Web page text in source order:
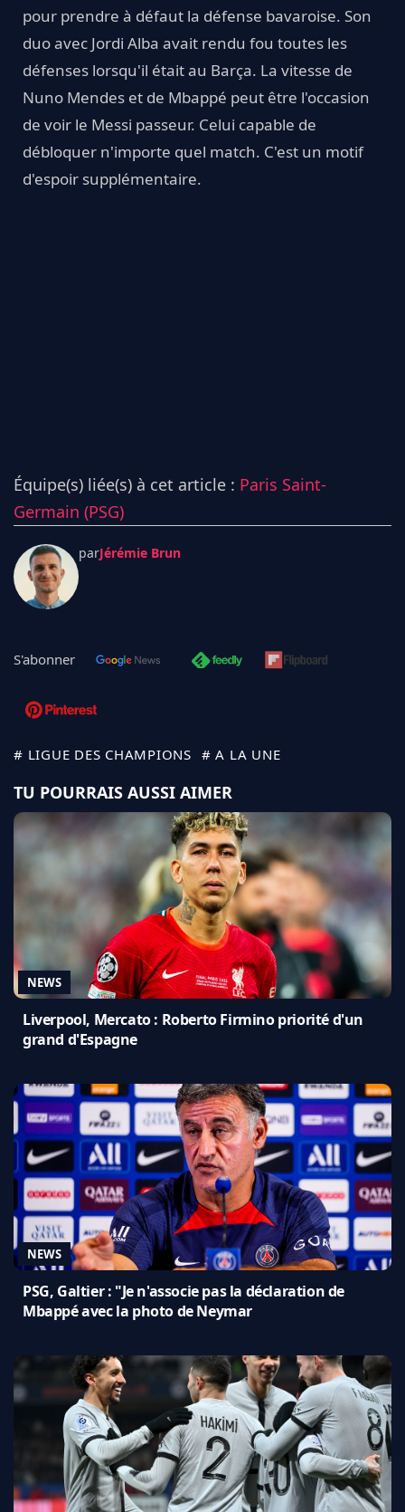
pour prendre à défaut la défense bavaroise. Son
duo avec Jordi Alba avait rendu fou toutes les
défenses lorsqu'il était au Barça. La vitesse de
Nuno Mendes et de Mbappé peut être l'occasion
de voir le Messi passeur. Celui capable de
débloquer n'importe quel match. C'est un motif
d'espoir supplémentaire.
Équipe(s) liée(s) à cet article : Paris Saint-
Germain (PSG)
parJérémie Brun
S'abonner
# LIGUE DES CHAMPIONS # A LA UNE
TU POURRAIS AUSSI AIMER
NEWS
Liverpool, Mercato : Roberto Firmino priorité d'un
grand d'Espagne
NEWS
PSG, Galtier : "Je n'associe pas la déclaration de
Mbappé avec la photo de Neymar